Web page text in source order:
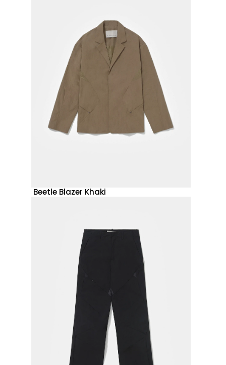
Beetle Blazer Khaki